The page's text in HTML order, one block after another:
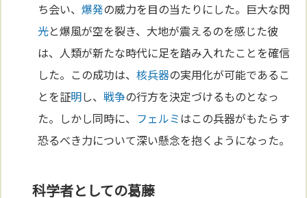
ち会い、爆発の威力を目の当たりにした。巨大な閃
光と爆風が空を裂き、大地が震えるのを感じた彼
は、人類が新たな時代に足を踏み入れたことを確信
した。この成功は、核兵器の実用化が可能であるこ
とを証明し、戦争の行方を決定づけるものとなっ
た。しかし同時に、 フェルミはこの兵器がもたらす
恐るべき力について深い懸念を抱くようになった。
科学者としての葛藤